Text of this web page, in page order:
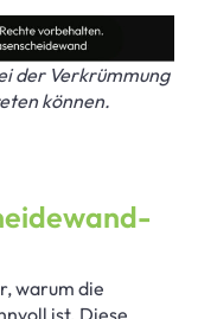
der Verkrümmung
können.
warum die
ist. Diese